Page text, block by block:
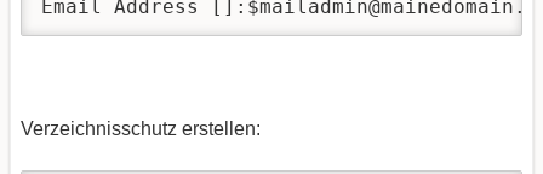
Email Address
Verzeichnisschutz erstellen: